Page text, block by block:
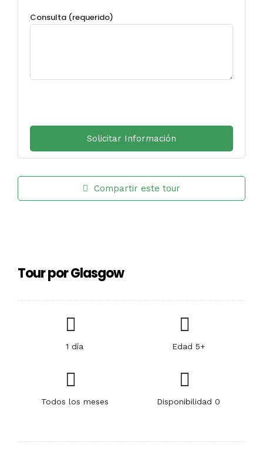
Consulta (requerido)
Compartir este tour
Tour por Glasgow
1 día Edad 5+
Todos los meses Disponibilidad 0